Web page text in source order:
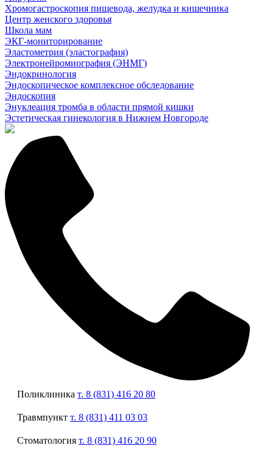
Хромогастроскопия пищевода, желудка и кишечника
Центр женского здоровья
Школа мам
ЭКГ-мониторирование
Эластометрия (эластография)
Электронейромиография (ЭНМГ)
Эндокринология
Эндоскопическое комплексное обследование
Эндоскопия
Энуклеация тромба в области прямой кишки
Эстетическая гинекология в Нижнем Новгороде
Поликлиника т. 8 (831) 416 20 80
Травмпункт т. 8 (831) 411 03 03
Стоматология т. 8 (831) 416 20 90